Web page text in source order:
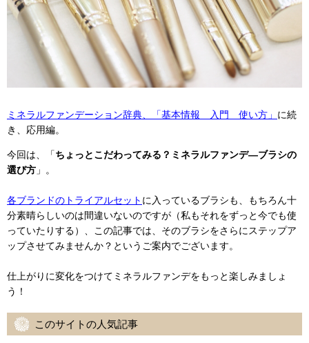
ミネラルファンデーション辞典、「基本情報 入門 使い方」 に続
き、応用編。
今回は、「ちょっとこだわってみる？ミネラルファンデ―ブラシの
選び方 」。
各ブランドのトライアルセット に入っているブラシも、もちろん十
分素晴らしいのは間違いないのですが（私もそれをずっと今でも使
っていたりする）、この記事では、そのブラシをさらにステップア
ップさせてみませんか？というご案内でございます。
仕上がりに変化をつけてミネラルファンデをもっと楽しみましょ
う！
このサイトの人気記事